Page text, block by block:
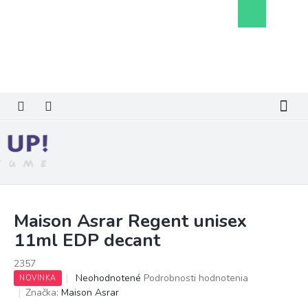
košík
Maison Asrar Regent unisex
11ml EDP decant
2357
NOVINKA
Priemerné
hodnotenie
Neohodnotené Podrobnosti hodnotenia
Značka: Maison Asrar